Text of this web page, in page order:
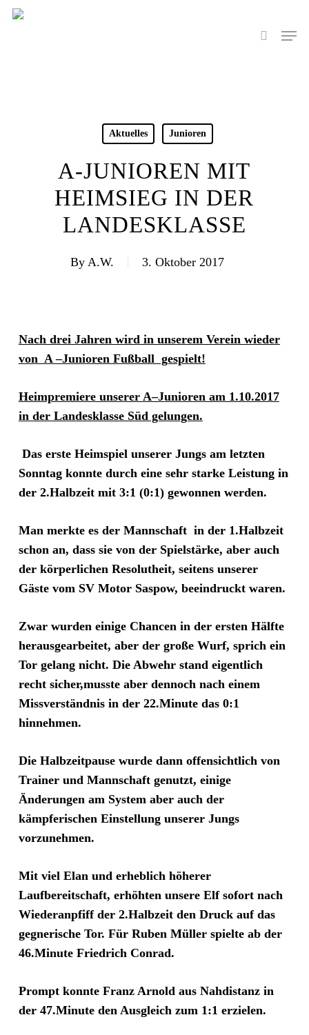
Skip
search
Menu
Aktuelles Junioren
A-JUNIOREN MIT
HEIMSIEG IN DER
LANDESKLASSE
By A.W. 3. Oktober 2017
Nach drei Jahren wird in unserem Verein wieder
von A –Junioren Fußball gespielt!
Heimpremiere unserer A–Junioren am 1.10.2017
in der Landesklasse Süd gelungen.
Das erste Heimspiel unserer Jungs am letzten
Sonntag konnte durch eine sehr starke Leistung in
der 2.Halbzeit mit 3:1 (0:1) gewonnen werden.
Man merkte es der Mannschaft in der 1.Halbzeit
schon an, dass sie von der Spielstärke, aber auch
der körperlichen Resolutheit, seitens unserer
Gäste vom SV Motor Saspow, beeindruckt waren.
Zwar wurden einige Chancen in der ersten Hälfte
herausgearbeitet, aber der große Wurf, sprich ein
Tor gelang nicht. Die Abwehr stand eigentlich
recht sicher,musste aber dennoch nach einem
Missverständnis in der 22.Minute das 0:1
hinnehmen.
Die Halbzeitpause wurde dann offensichtlich von
Trainer und Mannschaft genutzt, einige
Änderungen am System aber auch der
kämpferischen Einstellung unserer Jungs
vorzunehmen.
Mit viel Elan und erheblich höherer
Laufbereitschaft, erhöhten unsere Elf sofort nach
Wiederanpfiff der 2.Halbzeit den Druck auf das
gegnerische Tor. Für Ruben Müller spielte ab der
46.Minute Friedrich Conrad.
Prompt konnte Franz Arnold aus Nahdistanz in
der 47.Minute den Ausgleich zum 1:1 erzielen.